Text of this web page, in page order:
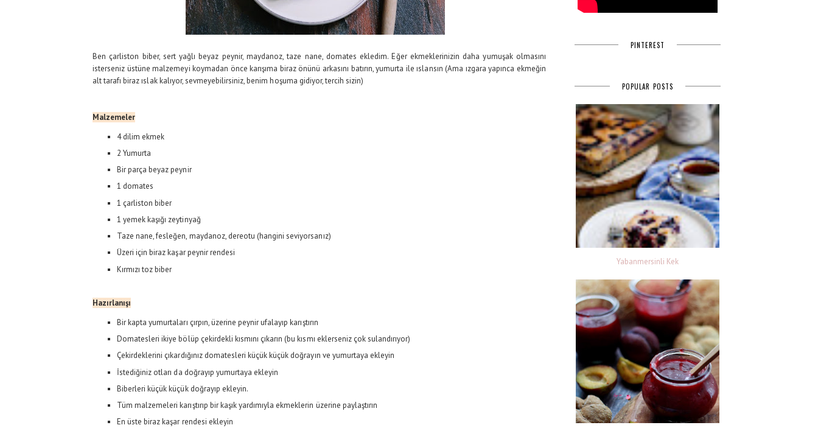
Ben çarliston biber, sert yağlı beyaz peynir, maydanoz, taze nane, domates ekledim. Eğer ekmeklerinizin daha yumuşak olmasını
isterseniz üstüne malzemeyi koymadan önce karışıma biraz önünü arkasını batırın, yumurta ile ıslansın (Ama ızgara yapınca ekmeğin
alt tarafı biraz ıslak kalıyor, sevmeyebilirsiniz, benim hoşuma gidiyor, tercih sizin)
Malzemeler
4 dilim ekmek
2 Yumurta
Bir parça beyaz peynir
1 domates
1 çarliston biber
1 yemek kaşığı zeytinyağ
Taze nane, fesleğen, maydanoz, dereotu (hangini seviyorsanız)
Üzeri için biraz kaşar peynir rendesi
Kırmızı toz biber
Hazırlanışı
Bir kapta yumurtaları çırpın, üzerine peynir ufalayıp karıştırın
Domatesleri ikiye bölüp çekirdekli kısmını çıkarın (bu kısmı eklerseniz çok sulandırıyor)
Çekirdeklerini çıkardığınız domatesleri küçük küçük doğrayın ve yumurtaya ekleyin
İstediğiniz otları da doğrayıp yumurtaya ekleyin
Biberleri küçük küçük doğrayıp ekleyin.
Tüm malzemeleri karıştırıp bir kaşık yardımıyla ekmeklerin üzerine paylaştırın
En üste biraz kaşar rendesi ekleyin
PINTEREST
POPULAR POSTS
Yabanmersinli Kek